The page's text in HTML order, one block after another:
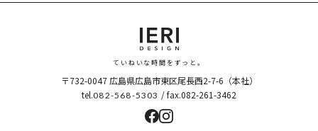
ていねいな時間をずっと。
〒732-0047広島県広島市東区尾長西2-7-6（本社）
tel.082-568-5303 / fax.082-261-3462